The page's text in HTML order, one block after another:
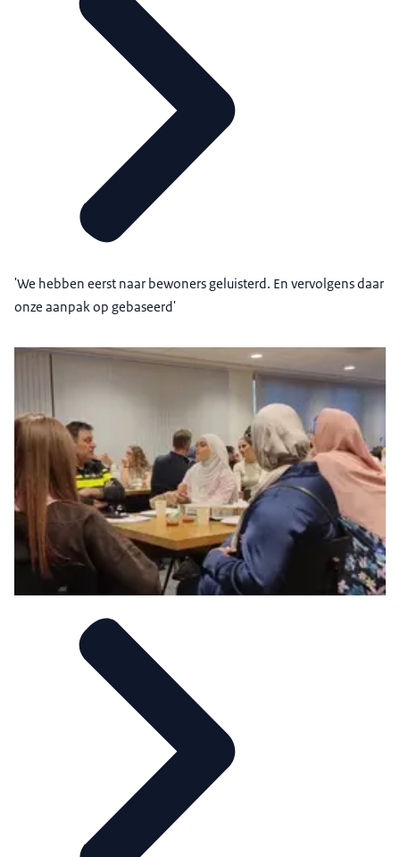
'We hebben eerst naar bewoners geluisterd. En vervolgens daar
onze aanpak op gebaseerd'